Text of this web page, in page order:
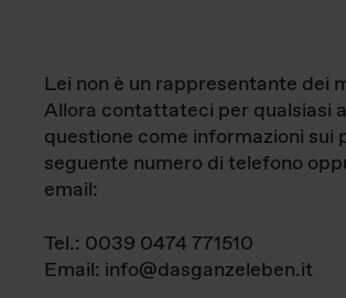
Lei non è un rappresentante dei
Allora contattateci per qualsiasi
questione come informazioni sui
seguente numero di telefono
email:
Tel.: 0039 0474 771510
Email: info@dasganzeleben.it